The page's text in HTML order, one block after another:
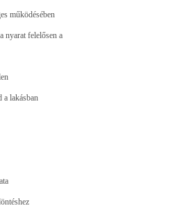
működésében
nyarat felelősen a
a lakásban